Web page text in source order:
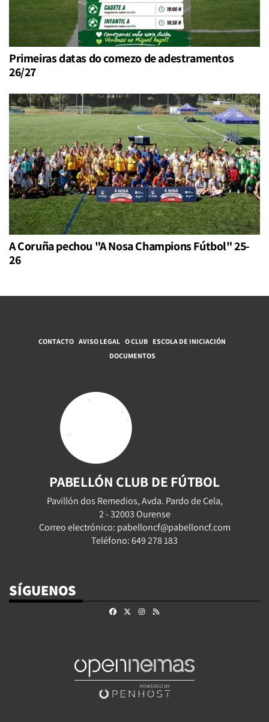
Primeiras datas do comezo de adestramentos
26/27
A Coruña pechou "A Nosa Champions Fútbol" 25-
26
CONTACTO AVISO LEGAL O CLUB ESCOLA DE INICIACIÓN
DOCUMENTOS
PABELLÓN CLUB DE FÚTBOL
Pavillón dos Remedios, Avda. Pardo de Cela,
2 - 32003 Ourense
Correo electrónico: pabelloncf@pabelloncf.com
Teléfono: 649 278 183
SÍGUENOS
FacebookInstagram